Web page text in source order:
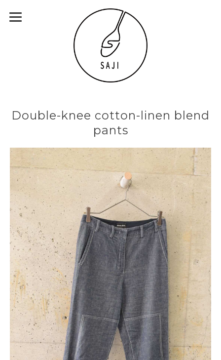
Double-knee cotton-linen blend
pants